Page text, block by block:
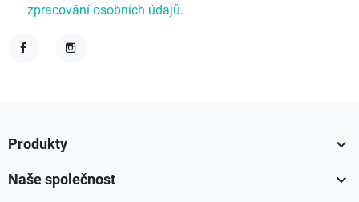
zpracování osobních údajů.
Produkty 
Naše společnost 